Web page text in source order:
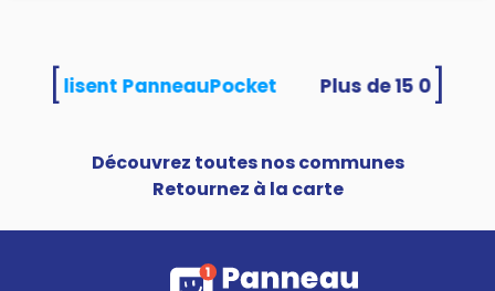
utilisent PanneauPocket
Découvrez toutes nos communes
Retournez à la carte